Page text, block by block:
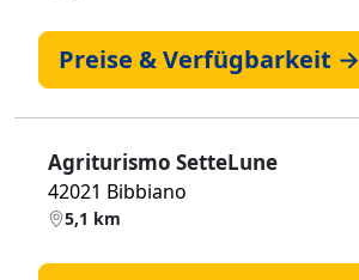
Preise & Verfügbarkeit →
Agriturismo SetteLune
42021 Bibbiano
5,1 km